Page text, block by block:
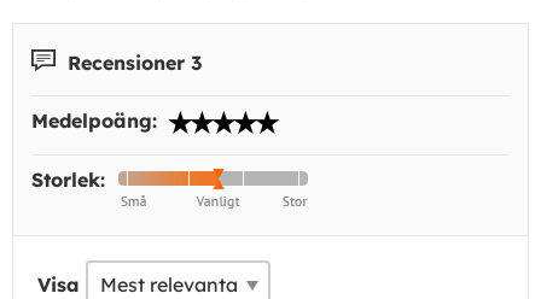
Recensioner 3
Medelpoäng:
Storlek:
Visa